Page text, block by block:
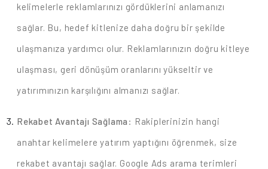
kelimelerle reklamlarınızı gördüklerini anlamanızı
sağlar. Bu, hedef kitlenize daha doğru bir şekilde
ulaşmanıza yardımcı olur. Reklamlarınızın doğru kitleye
ulaşması, geri dönüşüm oranlarını yükseltir ve
yatırımınızın karşılığını almanızı sağlar.
Rekabet Avantajı Sağlama : Rakiplerinizin hangi
anahtar kelimelere yatırım yaptığını öğrenmek, size
rekabet avantajı sağlar. Google Ads arama terimleri